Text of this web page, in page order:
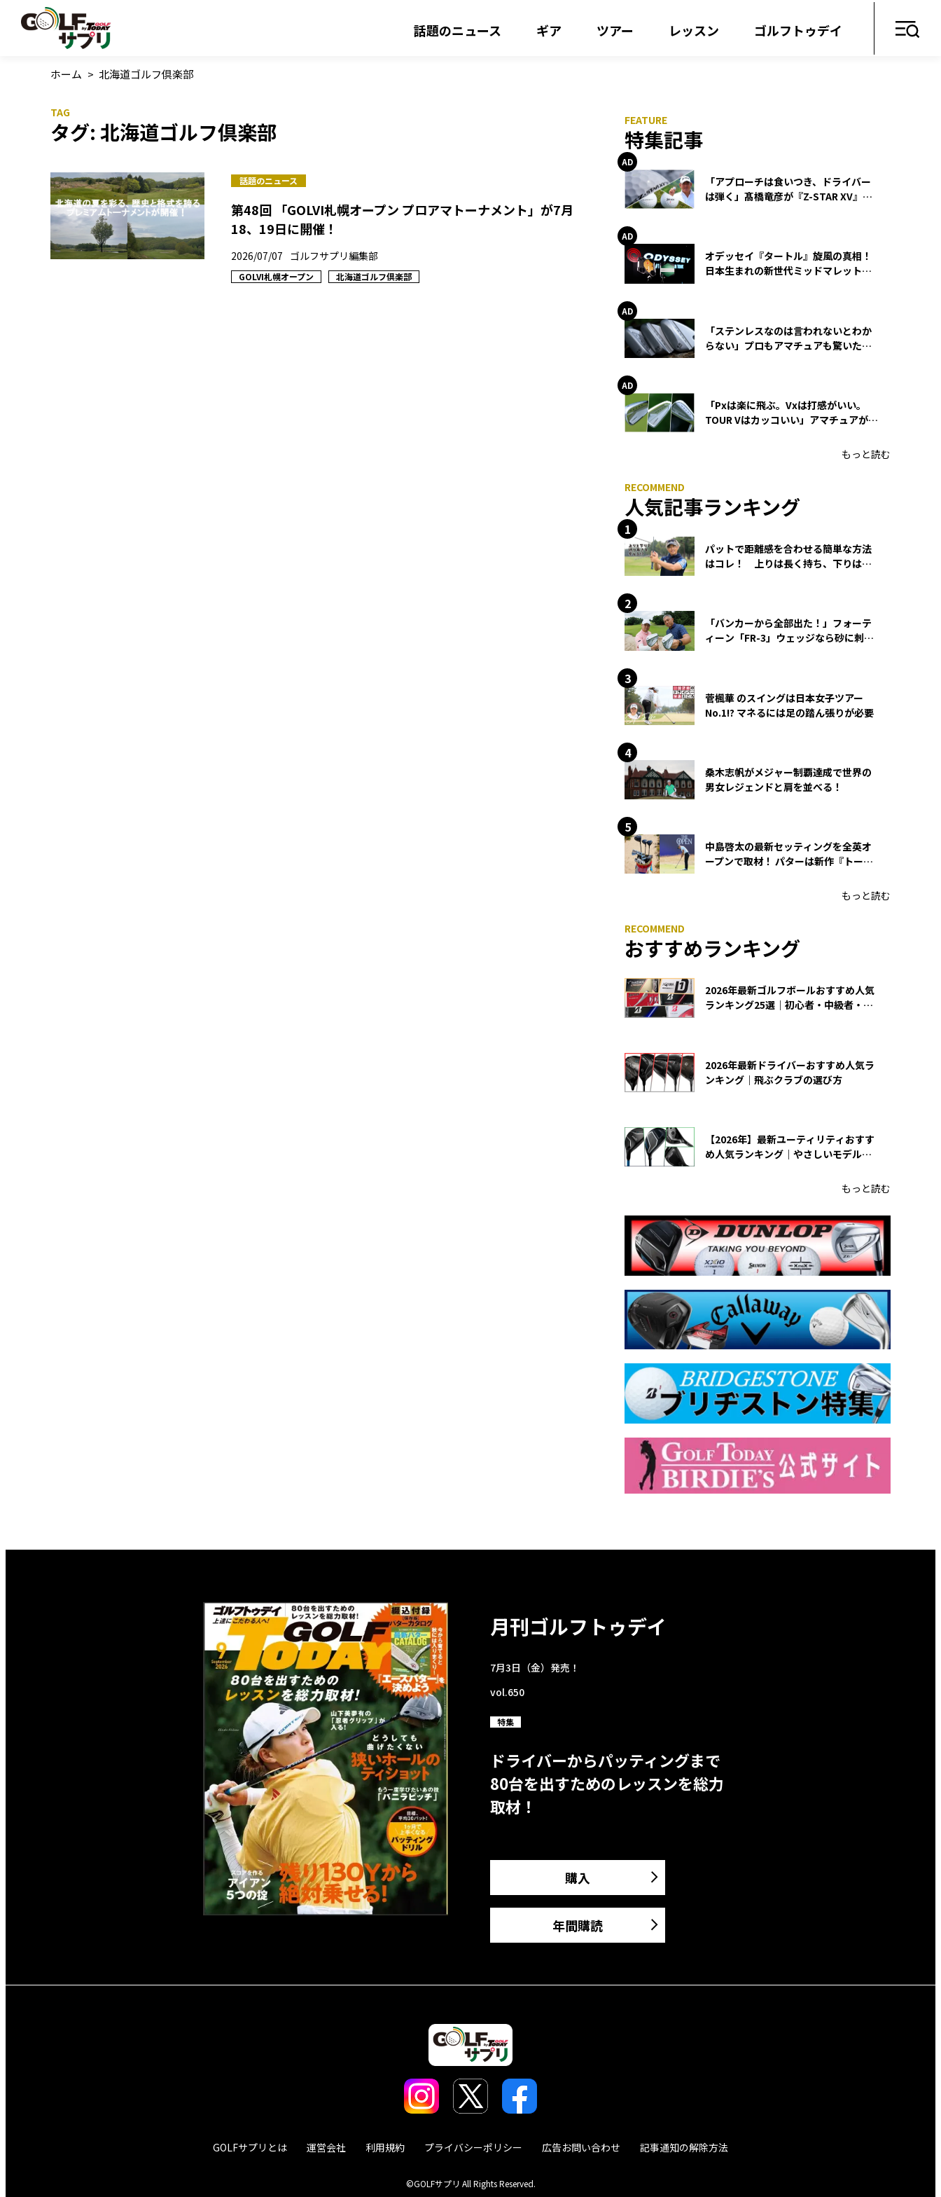
話題のニュース ギア ツアー レッスン ゴルフトゥデイ
ホーム > 北海道ゴルフ倶楽部
タグ: 北海道ゴルフ倶楽部
話題のニュース
第48回 「GOLVI札幌オープン プロアマトーナメント」が7月
18、19日に開催！
2026/07/07 ゴルフサプリ編集部
GOLVI札幌オープン 北海道ゴルフ倶楽部
特集記事
「アプローチは食いつき、ドライバー
は弾く」髙橋竜彦が『Z-STAR XV』を
オデッセイ『タートル』旋風の真相！
日本生まれの新世代ミッドマレットが
「ステンレスなのは言われないとわか
らない」プロもアマチュアも驚いた
「Pxは楽に飛ぶ。Vxは打感がいい。
TOUR Vはカッコいい」アマチュアが選
もっと読む
人気記事ランキング
パットで距離感を合わせる簡単な方法
はコレ！ 上りは長く持ち、下りは短
「バンカーから全部出た！」フォーテ
ィーン「FR-3」ウェッジなら砂に刺さ
菅楓華 のスイングは日本女子ツアー
No.1!? マネるには足の踏ん張りが必要
桑木志帆がメジャー制覇達成で世界の
男女レジェンドと肩を並べる！
中島啓太の最新セッティングを全英オ
ープンで取材！ パターは新作『トーチ
もっと読む
おすすめランキング
2026年最新ゴルフボールおすすめ人気
ランキング25選｜初心者・中級者・上
2026年最新ドライバーおすすめ人気ラ
ンキング｜飛ぶクラブの選び方
【2026年】最新ユーティリティおすす
め人気ランキング｜やさしいモデルの
もっと読む
月刊ゴルフトゥデイ
7月3日（金）発売！
vol.650
特集
ドライバーからパッティングまで
80台を出すためのレッスンを総力
取材！
購入
年間購読
GOLFサプリとは 運営会社 利用規約 プライバシーポリシー 広告お問い合わせ 記事通知の解除方法
©GOLFサプリ All Rights Reserved.